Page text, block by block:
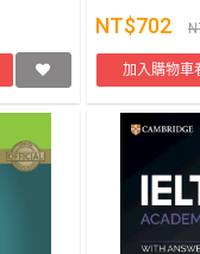
NT$702
加入購物車